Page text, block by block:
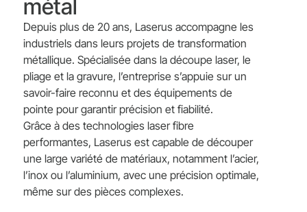
métal
Depuis plus de 20 ans, Laserus accompagne les
industriels dans leurs projets de transformation
métallique. Spécialisée dans la découpe laser, le
pliage et la gravure, l’entreprise s’appuie sur un
savoir-faire reconnu et des équipements de
pointe pour garantir précision et fiabilité.
Grâce à des technologies laser fibre
performantes, Laserus est capable de découper
une large variété de matériaux, notamment l’acier,
l’inox ou l’aluminium, avec une précision optimale,
même sur des pièces complexes.